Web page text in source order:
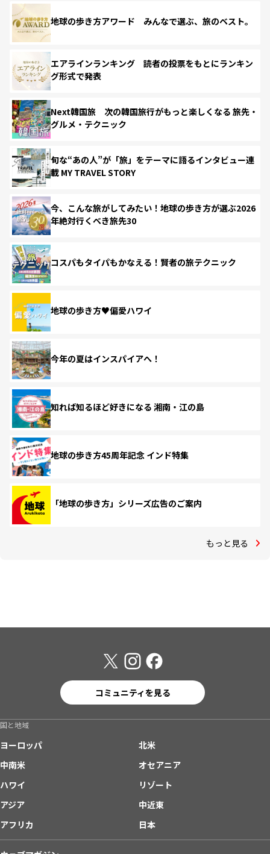
地球の歩き方アワード みんなで選ぶ、旅のベスト。
エアラインランキング 読者の投票をもとにランキン
グ形式で発表
Next韓国旅 次の韓国旅行がもっと楽しくなる 旅先・
グルメ・テクニック
旬な“あの人”が「旅」をテーマに語るインタビュー連
載 MY TRAVEL STORY
今、こんな旅がしてみたい！地球の歩き方が選ぶ2026
年絶対行くべき旅先30
コスパもタイパもかなえる！賢者の旅テクニック
地球の歩き方♥偏愛ハワイ
今年の夏はインスパイアへ！
知れば知るほど好きになる 湘南・江の島
地球の歩き方45周年記念 インド特集
「地球の歩き方」シリーズ広告のご案内
もっと見る
コミュニティを見る
国と地域
ヨーロッパ
北米
中南米
オセアニア
ハワイ
リゾート
アジア
中近東
アフリカ
日本